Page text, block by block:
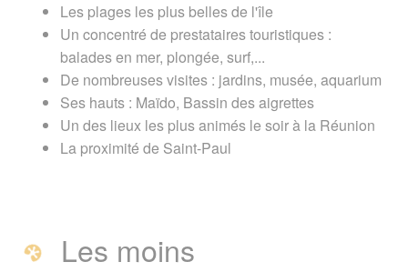
Les plages les plus belles de l'île
Un concentré de prestataires touristiques :
balades en mer, plongée, surf,...
De nombreuses visites : jardins, musée, aquarium
Ses hauts : Maïdo, Bassin des aigrettes
Un des lieux les plus animés le soir à la Réunion
La proximité de Saint-Paul
Les moins